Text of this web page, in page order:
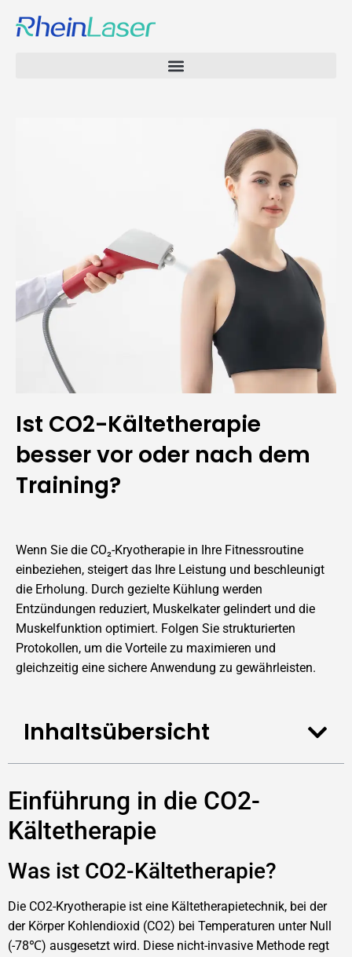
Ist CO2-Kältetherapie
besser vor oder nach dem
Training?
Wenn Sie die CO₂-Kryotherapie in Ihre Fitnessroutine
einbeziehen, steigert das Ihre Leistung und beschleunigt
die Erholung. Durch gezielte Kühlung werden
Entzündungen reduziert, Muskelkater gelindert und die
Muskelfunktion optimiert. Folgen Sie strukturierten
Protokollen, um die Vorteile zu maximieren und
gleichzeitig eine sichere Anwendung zu gewährleisten.
Inhaltsübersicht
Einführung in die CO2-
Kältetherapie
Was ist CO2-Kältetherapie?
Die CO2-Kryotherapie ist eine Kältetherapietechnik, bei der
der Körper Kohlendioxid (CO2) bei Temperaturen unter Null
(-78℃) ausgesetzt wird. Diese nicht-invasive Methode regt